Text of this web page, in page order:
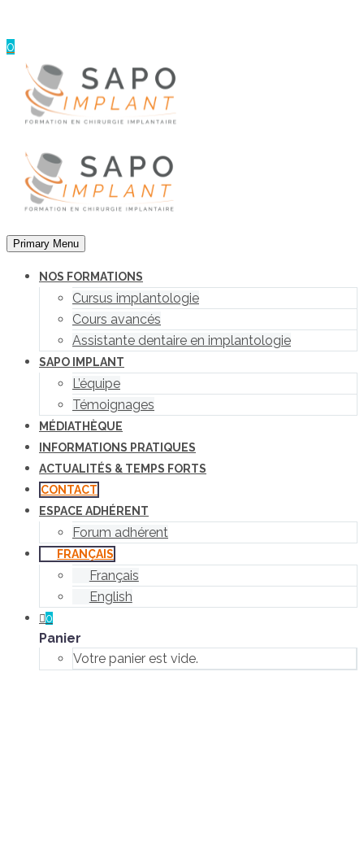
0
Primary Menu
NOS FORMATIONS
Cursus implantologie
Cours avancés
Assistante dentaire en implantologie
SAPO IMPLANT
L’équipe
Témoignages
MÉDIATHÈQUE
INFORMATIONS PRATIQUES
ACTUALITÉS & TEMPS FORTS
CONTACT
ESPACE ADHÉRENT
Forum adhérent
FRANÇAIS
Français
English
0
Panier
Votre panier est vide.